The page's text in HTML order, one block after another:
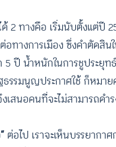
2 ทางคือ เริ่มนับตั้งแต่ปี
อทางการเมือง ซึ่งคำตัดสิ
5 ปี น้ำหนักในการชูประยุท
รมนูญประกาศใช้ ก็หมาย
เสนอคนที่จะไม่สามารถดำ
ต่อไป เราจะเห็นบรรยากา